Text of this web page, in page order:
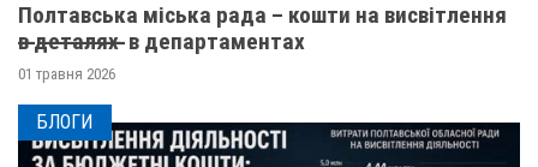
Полтавська міська рада – кошти на висвітлення
в̶ ̶д̶е̶т̶а̶л̶я̶х̶ ̶ в департаментах
01 травня 2026
БЛОГИ